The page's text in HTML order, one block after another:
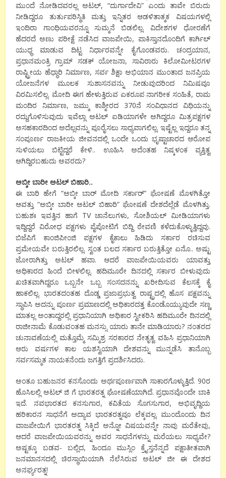
ಮುಂದೆ ನೋಡಿದವರಲ್ಲ ಅಟಲ್, “ದುರ್ಗಾದೇವಿ” ಎಂದು ತಾವೇ ಬಿರುದು
ನೀಡಿದ್ದರೂ ತುರ್ತುಪರಿಸ್ಥಿತಿ ಮತ್ತು ಇನ್ನಿತರ ಆಡಳಿತಾತ್ಮಕ ವಿಷಯಗಳಲ್ಲಿ
ಇಂದಿರಾ ಗಾಂಧಿಯವರನ್ನೂ ಸುಮ್ಮನೆ ಬಿಡಲಿಲ್ಲ. ವಿದೇಶಗಳ ಧೋರಣೆಗೆ
ಹೆದರದೆ ಅಣು ಪರೀಕ್ಷೆ ನಡೆಸಿದ ವಾಜಪೇಯಿ, ಪಾಕಿಸ್ತಾನದೊಂದಿಗೆ ಕಾರ್ಗಿಲ್
ಯುಧ್ಧ ಮಾಡುವ ದಿಟ್ಟ ನಿರ್ಧಾರವನ್ನೇ ಕೈಗೊಂಡವರು. ಚಂದ್ರಯಾನ,
ಪ್ರಧಾನಮಂತ್ರಿ ಗ್ರಾಮ್ ಸಡಕ್ ಯೋಜನಾ, ಸಾವಿರಾರು ಕಿಲೋಮೀಟರಗಳ
ರಾಷ್ಟ್ರೀಯ ಹೆಧ್ಧಾರಿ ನಿರ್ಮಾಣ, ಸರ್ವ ಶಿಕ್ಷಾ ಅಭಿಯಾನ ಮುಂತಾದ ಜನಪ್ರಿಯ
ಯೋಜನೆಗಳ ಮೂಲಕ ಸುಶಾಸನವನ್ನು ನೀಡುವುದರಿಂದ ನಿಮಿಷವೂ
ವಿರಮಿಸಲಿಲ್ಲ. ಮೋದಿ ಈಗ ಹೇಳುತ್ತಿರುವ ಏಕರೂಪ ನಾಗರೀಕ ಸಂಹಿತೆ, ರಾಮ
ಮಂದಿರ ನಿರ್ಮಾಣ, ಜಮ್ಮು ಕಾಶ್ಮೀರದ 370ನೆ ಸಂವಿಧಾನದ ವಿಧಿಯನ್ನು
ರದ್ದುಗೊಳಿಸುವುದು ಇವೆಲ್ಲಾ ಅಟಲ್ ಐಡಿಯಾಗಳೇ ಅಗಿದ್ದರೂ ಮಿತ್ರಪಕ್ಷಗಳ
ಅಸಹಕಾರದಿಂದ ಅದೆಲ್ಲವನ್ನು ಪೂರೈಸಲು ಸಾಧ್ಯವಾಗಲಿಲ್ಲ. ಇಷ್ಟೆಲ್ಲ ಇದ್ದರೂ ತನ್ನ
ಸಂಪೂರ್ಣ ರಾಜಕೀಯ ಜೀವನದಲ್ಲಿ ಒಂದೇ ಒಂದು ಭೃಷ್ಟಾಚಾರದ ಆರೋಪ
ಸುಳಿಯಲು ಬಿಟ್ಟಿದ್ದರೆ ಕೇಳಿ.. ಊಹಿಸಿ ಅದೆಂತಹ ನಿಷ್ಕಳಂಕ ವ್ಯಕ್ತಿತ್ವ
ಆಗಿದ್ದಿರಬಹುದು ಅವರದು?
ಅಬ್ಕೀ ಬಾರೀ ಅಟಲ್ ಬಿಹಾರಿ..
ಈ ಬಾರಿ ಹೇಗೆ “ಅಬ್ಕೀ ಬಾರ್ ಮೋದಿ ಸರ್ಕಾರ್” ಘೋಷಣೆ ಮೊಳಗಿತ್ತೋ
ಆವತ್ತು “ಅಬ್ಕೀ ಬಾರೀ ಅಟಲ್ ಬಿಹಾರಿ” ಘೋಷಣೆ ದೇಶದೆಲ್ಲೆಡೆ ಮೊಳಗಿತ್ತು.
ಬಹುಶಃ ಇವತ್ತಿನ ಹಾಗೆ TV ಚಾನೆಲುಗಳು, ಸೋಶಿಯಲ್ ಮೀಡಿಯಾಗಳು
ಇದ್ದಿದ್ದರೆ ವಿರೋಧ ಪಕ್ಷಗಳು ಪೈಪೋಟಿಗೆ ಬಿದ್ದಿ ಠೇವಣಿ ಕಳೆದುಕೊಳ್ಳುತ್ತಿದ್ದವು.
ಬಿಜೆಪಿಗೆ ಕಾಂಜಿಪೀಂಜಿ ಪಕ್ಷಗಳ ಕೈಕಾಲು ಹಿಡಿದು ಸರ್ಕಾರ ರಚಿಸುವ
ಪ್ರಮೇಯವೇ ಬರುತ್ತಿರಲಿಲ್ಲ. ಸ್ವಂತ ಬಲದ ಸರ್ಕಾರ ಬರುತ್ತಿತ್ತೋ ಏನೊ.. ಅಷ್ಟು
ಜೋರಾಗಿತ್ತು ಅಟಲ್ ಹವಾ. ಆದರೆ ವಾಜಪೇಯಿಯವರು ಯಾವತ್ತು
ಅಧಿಕಾರದ ಹಿಂದೆ ಬೀಳಲಿಲ್ಲ. ಹದಿಮೂರೇ ದಿನದಲ್ಲಿ ಸರ್ಕಾರ ಬೀಳುವುದು
ಖಚಿತವಾಗಿದ್ದರೂ ಒಬ್ಬನೇ ಒಬ್ಬ ಸಂಸದನನ್ನು ಖರೀದಿಸುವ ಕೆಲಸಕ್ಕೆ ಕೈ
ಹಾಕಲಿಲ್ಲ. ಭಾರತದಂತಹ ದೊಡ್ಡ ಪ್ರಜಾಪ್ರಭುತ್ವ ರಾಷ್ಟ್ರದಲ್ಲಿ ಹೊಸ ಪಕ್ಷವನ್ನು
ಸ್ಥಾಪಿಸಿ ಅದನ್ನು ಪೂರ್ಣ ಪ್ರಮಾಣದಲ್ಲಿ ಅಧಿಕಾರದತ್ತ ಕೊಂಡೊಯ್ಯುವುದೇ ಸಣ್ಣ
ಮಾತಲ್ಲ ಅಂತಾದ್ದರಲ್ಲಿ ಪ್ರಧಾನಿಯಾಗಿ ಅಧಿಕಾರ ಸ್ವೀಕರಿಸಿ ಹದಿಮೂರೇ ದಿನದಲ್ಲಿ
ರಾಜೀನಾಮೆ ಕೊಡುವಂತಹ ಮನಸ್ಸು ಯಾರು ತಾನೇ ಮಾಡಿಯಾರು? ನಂತರದ
ಚುನಾವಣೆಯಲ್ಲಿ ಮತ್ತೊಮ್ಮೆ ಸಮ್ಮಿಶ್ರ ಸರಕಾರದ ನೇತೃತ್ವ ವಹಿಸಿ ಪ್ರಧಾನಿಯಾಗಿ
ಆರು ವರ್ಷಗಳ ಕಾಲ ಯಶಸ್ವಿಯಾಗಿ ದೇಶವನ್ನು ಮುನ್ನಡೆಸಿ ತಾನೊಬ್ಬ
ಸರ್ವಸಮ್ಮತ ನಾಯಕನೆಂದು ಜಗತ್ತಿಗೆ ಪ್ರದರ್ಶಿಸಿದರು.
ಅಂತೂ ಬಹುಜನರ ಕನಸೊಂದು ಅರ್ಥಪೂರ್ಣವಾಗಿ ಸಾಕಾರಗೊಳ್ಳುತ್ತಿದೆ. 90ರ
ಹೊಸಿಲಲ್ಲಿ ಅಟಲ್ ಜಿ ಗೆ ಭಾರತರತ್ನ ಘೋಷಣೆಯಾಗಿದೆ. ಪ್ರಧಾನವೊಂದೇ ಬಾಕಿ
ಇದೆ. ನವಭಾರತದ ಕನಸುಗಾರ, ಕವಿತೆಯ ಸೊಗಸುಗಾರ, ಅಭಿವೃದ್ದಿಯ
ಹರಿಕಾರನ ಸಾಧನೆಗೆ ಅದ್ಯಾವ ಭಾರತರತ್ನವೂ ಲೆಕ್ಕವಲ್ಲ. ಮುಂದೊಂದು ದಿನ
ವಾಜಪೇಯಿಗೆ ಭಾರತರತ್ನ ಸಿಕ್ಕಿದೆ ಅನ್ನೋ ವಿಷಯವನ್ನೇ ನಾವು ಮರೆತೇವು,
ಆದರೆ ವಾಜಪೇಯಿಯವರನ್ನು ಅವರ ಸಾಧನೆಗಳನ್ನು ಮರೆಯಲು ಸಾಧ್ಯವೇ?
ಅಷ್ಟಕ್ಕೂ ಬಡವ- ಬಲ್ಲಿದ, ಹಿಂದೂ ಮುಸ್ಲಿಂ ಕ್ರೈಸ್ತನೆನ್ನದೆ ಪಕ್ಷಾತೀತವಾಗಿ
ಜನಮಾನಸದಲ್ಲಿ ಚಿರಸ್ಥಾಯಿಯಾಗಿ ನೆಲೆಸಿರುವ ಅಟಲ್ ಜೀ ಈ ದೇಶದ
ಅನರ್ಘ್ಯರತ್ನ!